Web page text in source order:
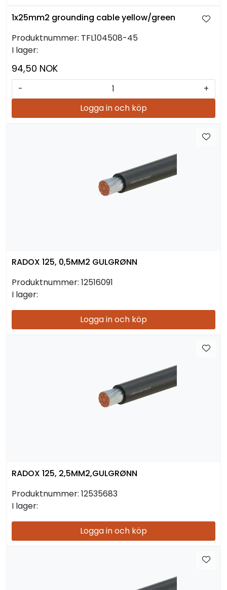
1x25mm2 grounding cable yellow/green
Produktnummer: TFL104508-45
I lager:
94,50 NOK
-
+
Logga in och köp
RADOX 125, 0,5MM2 GULGRØNN
Produktnummer: 12516091
I lager:
Logga in och köp
RADOX 125, 2,5MM2,GULGRØNN
Produktnummer: 12535683
I lager:
Logga in och köp